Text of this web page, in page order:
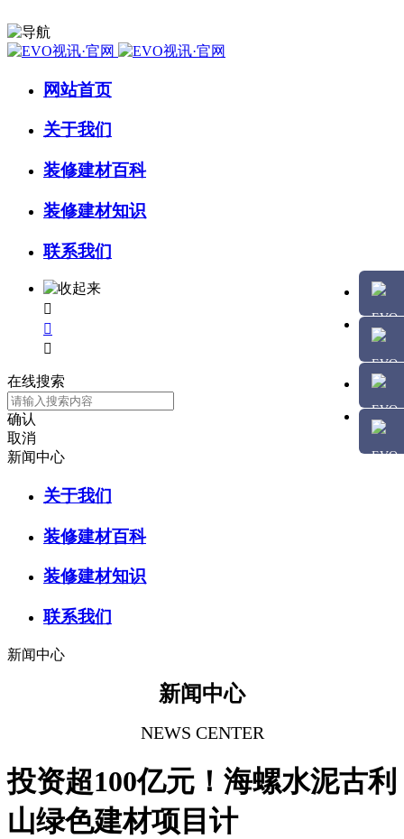
网站首页
关于我们
装修建材百科
装修建材知识
联系我们



在线搜索
确认
取消
新闻中心
关于我们
装修建材百科
装修建材知识
联系我们
新闻中心
新闻中心
NEWS CENTER
投资超100亿元！海螺水泥古利
山绿色建材项目计